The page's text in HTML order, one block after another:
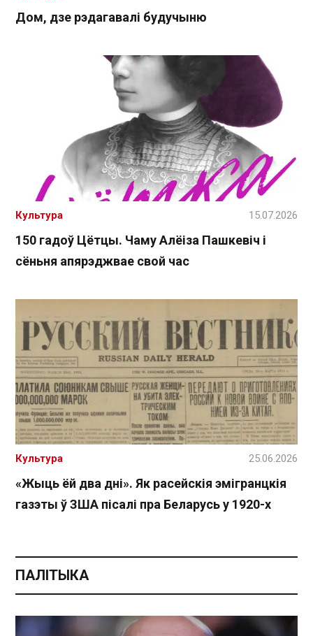
Дом, дзе рэдагавалі будучыню
150 гадоў Цётцы. Чаму Алёіза Пашкевіч і
сёньня апярэджвае свой час
Культура 15.07.2026
«Жыць ёй два дні». Як расейскія эмігранцкія
газэты ў ЗША пісалі пра Беларусь у 1920-х
Культура 25.06.2026
ПАЛІТЫКА